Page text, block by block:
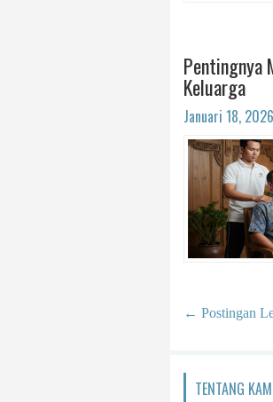
Pentingnya
Keluarga
Januari 18, 2026
← Postingan
TENTANG